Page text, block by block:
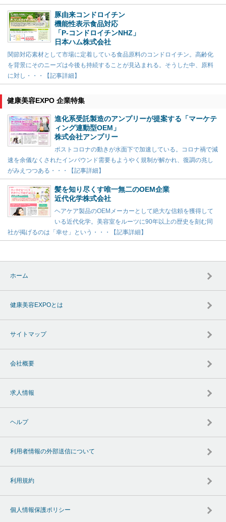
豚由来コンドロイチン
機能性表示食品対応
「P-コンドロイチンNHZ」
日本ハム株式会社
関節対応素材として市場に定着している食品原料のコンドロイチン。高齢化
を背景にそのニーズは今後も持続することが見込まれる。そうした中、原料
に対し・・・【記事詳細】
健康美容EXPO 企業特集
進化系受託製造のアンプリーが提案する「マーケテ
ィング連動型OEM」
株式会社アンプリー
ポストコロナの動きが水面下で加速している。コロナ禍で減
速を余儀なくされたインバウンド需要もようやく規制が解かれ、復調の兆し
がみえつつある・・・【記事詳細】
髪を知り尽くす唯一無二のOEM企業
近代化学株式会社
ヘアケア製品のOEMメーカーとして絶大な信頼を獲得して
いる近代化学。美容室をルーツに90年以上の歴史を刻む同
社が掲げるのは「幸せ」という・・・【記事詳細】
ホーム
健康美容EXPOとは
サイトマップ
会社概要
求人情報
ヘルプ
利用者情報の外部送信について
利用規約
個人情報保護ポリシー